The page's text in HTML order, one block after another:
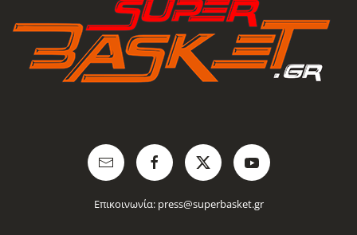
Επικοινωνία: press@superbasket.gr